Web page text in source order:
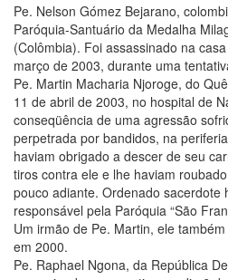
Pe. Nelson Gómez Bejarano,
Paróquia-Santuário da Medalha
(Colômbia). Foi assassinado na
março de 2003, durante uma
Pe. Martin Macharia Njoroge, do
11 de abril de 2003, no hospital de
conseqüência de uma agressão
perpetrada por bandidos, na
haviam obrigado a descer de seu
tiros contra ele e lhe haviam
pouco adiante. Ordenado sacerdote
responsável pela Paróquia “São
Um irmão de Pe. Martin, ele
em 2000.
Pe. Raphael Ngona, da República